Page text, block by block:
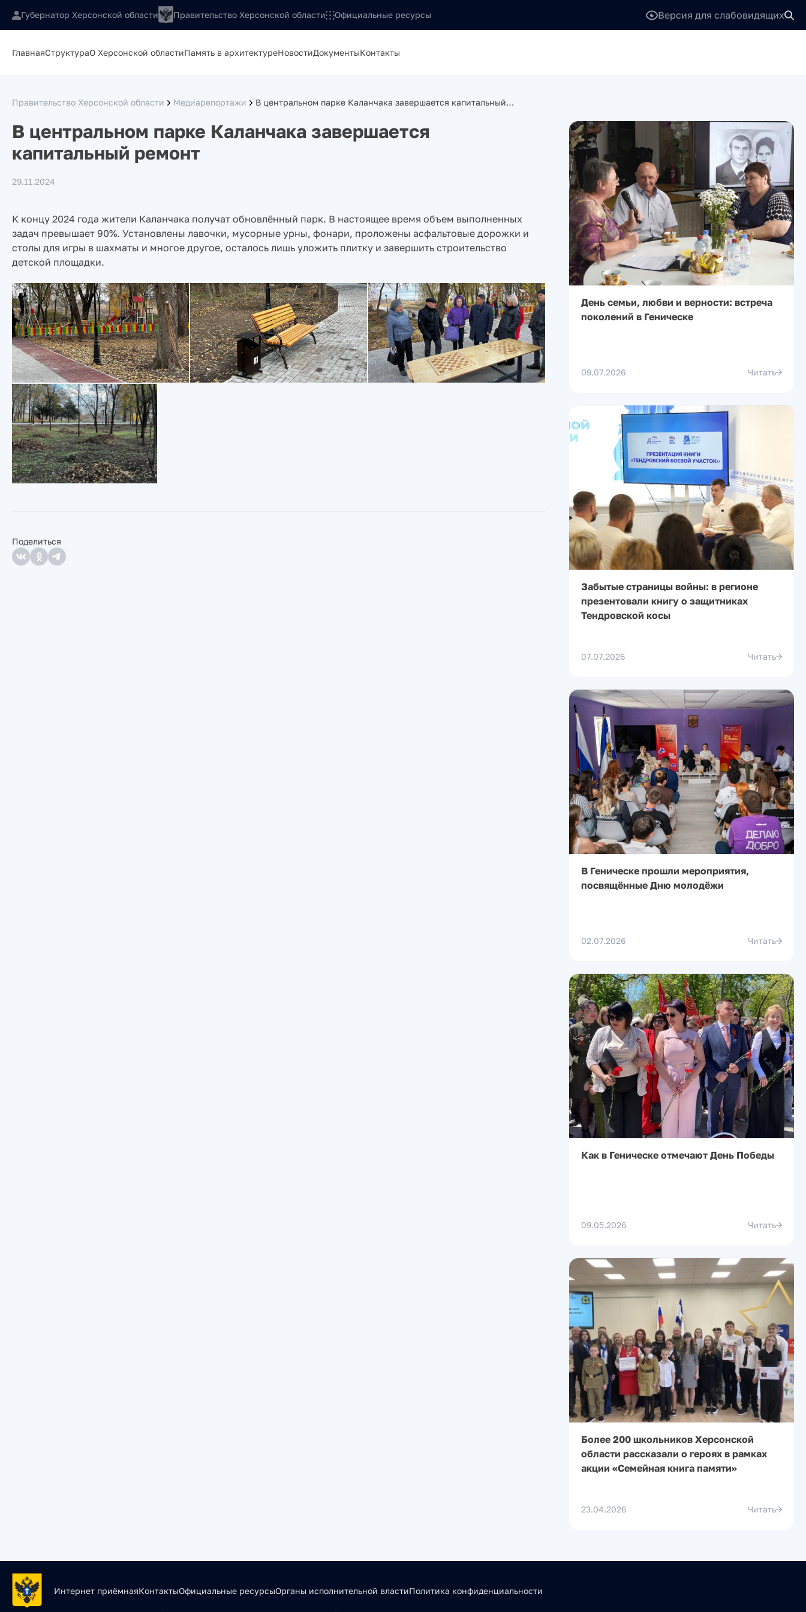
Губернатор Херсонской области Правительство Херсонской области Официальные ресурсы Версия для слабовидящих
ГлавнаяСтруктураО Херсонской областиПамять в архитектуреНовостиДокументыКонтакты
Правительство Херсонской области Медиарепортажи В центральном парке Каланчака завершается капитальный…
В центральном парке Каланчака завершается
капитальный ремонт
29.11.2024
К концу 2024 года жители Каланчака получат обновлённый парк. В настоящее время объем выполненных
задач превышает 90%. Установлены лавочки, мусорные урны, фонари, проложены асфальтовые дорожки и
столы для игры в шахматы и многое другое, осталось лишь уложить плитку и завершить строительство
детской площадки.
Поделиться
День семьи, любви и верности: встреча
поколений в Геническе
09.07.2026 Читать
Забытые страницы войны: в регионе
презентовали книгу о защитниках
Тендровской косы
07.07.2026 Читать
В Геническе прошли мероприятия,
посвящённые Дню молодёжи
02.07.2026 Читать
Как в Геническе отмечают День Победы
09.05.2026 Читать
Более 200 школьников Херсонской
области рассказали о героях в рамках
акции «Семейная книга памяти»
23.04.2026 Читать
Интернет приёмнаяКонтактыОфициальные ресурсыОрганы исполнительной властиПолитика конфиденциальности